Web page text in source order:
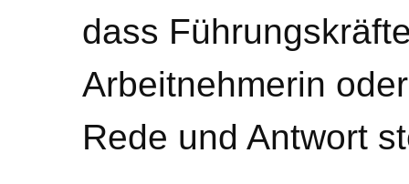
dass
Arbeitnehmerin
Rede und Antwort